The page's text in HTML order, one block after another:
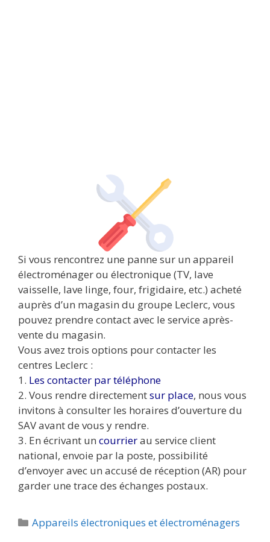
Si vous rencontrez une panne sur un appareil
électroménager ou électronique (TV, lave
vaisselle, lave linge, four, frigidaire, etc.) acheté
auprès d’un magasin du groupe Leclerc, vous
pouvez prendre contact avec le service après-
vente du magasin.
Vous avez trois options pour contacter les
centres Leclerc :
1. Les contacter par téléphone
2. Vous rendre directementsur place, nous vous
invitons à consulter les horaires d’ouverture du
SAV avant de vous y rendre.
3. En écrivant un courrierau service client
national, envoie par la poste, possibilité
d’envoyer avec un accusé de réception (AR) pour
garder une trace des échanges postaux.
Catégories
Appareils électroniques et électroménagers